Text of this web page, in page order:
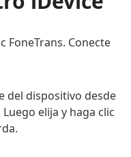
FoneTrans. Conecte
del dispositivo desde
elija y haga clic